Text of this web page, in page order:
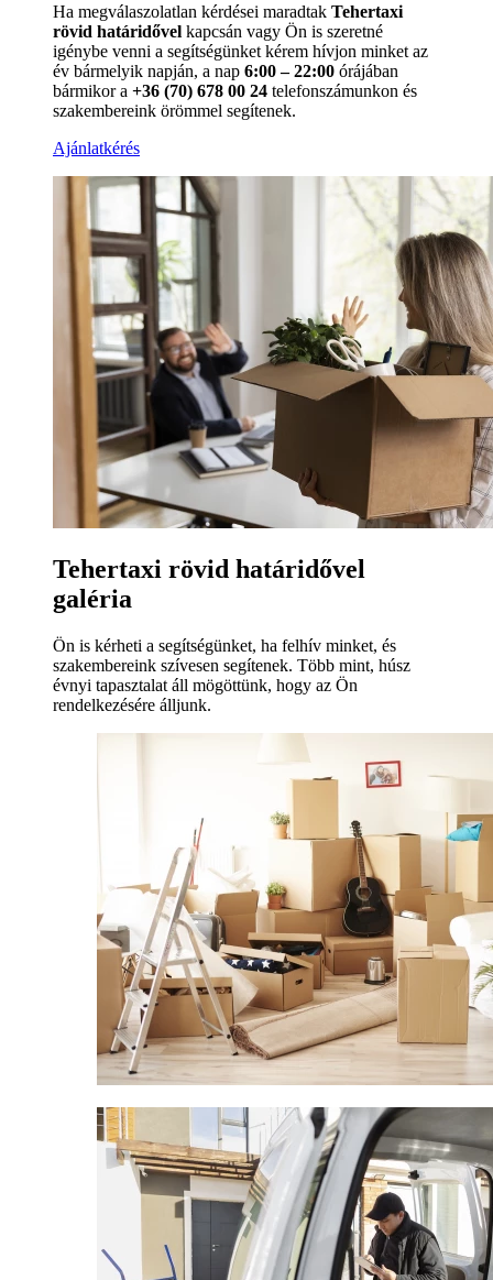
Ha megválaszolatlan kérdései maradtak Tehertaxi
rövid határidővel kapcsán vagy Ön is szeretné
igénybe venni a segítségünket kérem hívjon minket az
év bármelyik napján, a nap 6:00 – 22:00 órájában
bármikor a +36 (70) 678 00 24 telefonszámunkon és
szakembereink örömmel segítenek.
Ajánlatkérés
Tehertaxi rövid határidővel
galéria
Ön is kérheti a segítségünket, ha felhív minket, és
szakembereink szívesen segítenek. Több mint, húsz
évnyi tapasztalat áll mögöttünk, hogy az Ön
rendelkezésére álljunk.